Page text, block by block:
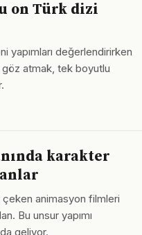
on Türk dizi
yapımları değerlendirirken
atmak, tek boyutlu
karakter
animasyon filmleri
Bu unsur yapımı
geliyor.